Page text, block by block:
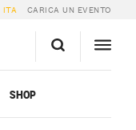
ITA CARICA UN EVENTO
SHOP